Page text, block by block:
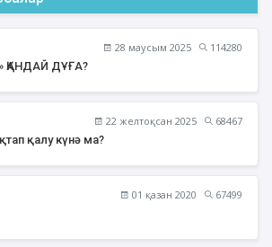
28 маусым 2025
114280
ҚАНДАЙ ДҰҒА?
22 желтоқсан 2025
68467
қалу күнә ма?
01 қазан 2020
67499